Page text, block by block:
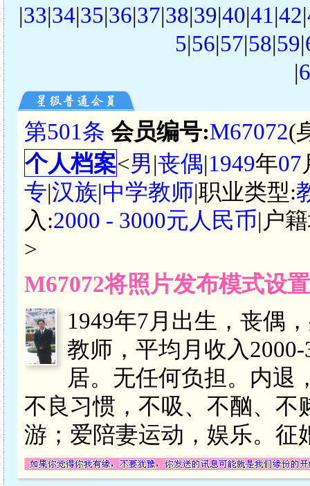
|33|34|35|36|37|38|39|40|41|42|
5|56|57|58|59|
|
第501条 会员编号:M67072(
个人档案<男|丧偶|1949年07
专|汉族|中学教师|职业类型:
入:2000 - 3000元人民币|户
>
M67072将照片发布模式设
1949年7月出生，丧偶
教师，平均月收入
居。无任何负担。内退
不良习惯，不吸、不酗、不
游；爱陪妻运动，娱乐。征